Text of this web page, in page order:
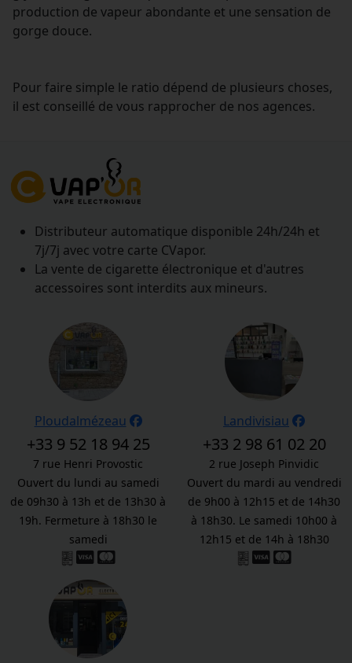
production de vapeur abondante et une sensation de
gorge douce.
Pour faire simple le ratio dépend de plusieurs choses,
il est conseillé de vous rapprocher de nos agences.
Distributeur automatique disponible 24h/24h et
7j/7j avec votre carte CVapor.
La vente de cigarette électronique et d'autres
accessoires sont interdits aux mineurs.
Ploudalmézeau
+33 9 52 18 94 25
7 rue Henri Provostic
Ouvert du lundi au samedi
de 09h30 à 13h et de 13h30 à
19h. Fermeture à 18h30 le
samedi
Landivisiau
+33 2 98 61 02 20
2 rue Joseph Pinvidic
Ouvert du mardi au vendredi
de 9h00 à 12h15 et de 14h30
à 18h30. Le samedi 10h00 à
12h15 et de 14h à 18h30